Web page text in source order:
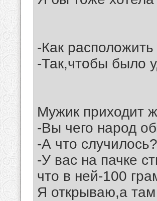
-Как
-Так,чтобы было
Мужик приходит
-Вы чего народ
-А что случилось?
-У вас на пачке
что в ней-100
Я открываю,а